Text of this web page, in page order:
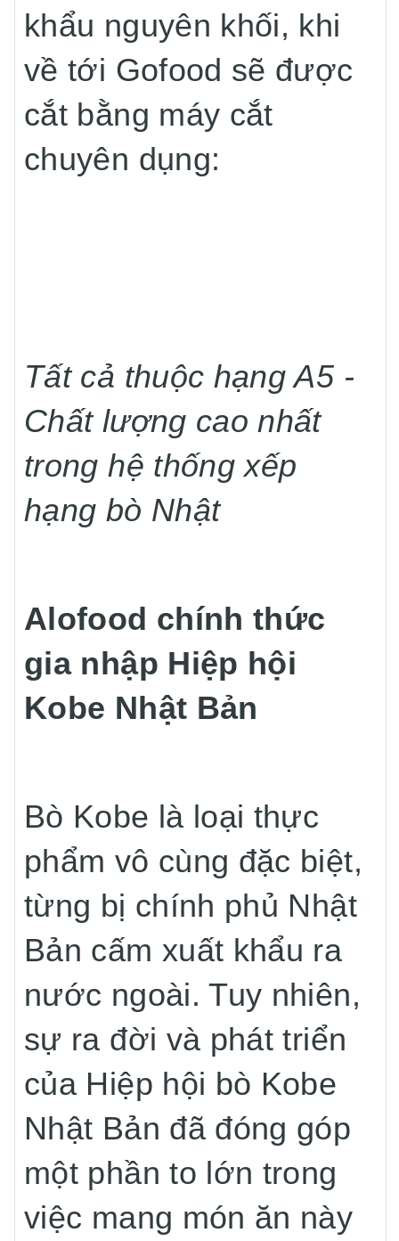
khẩu nguyên khối, khi
về tới Gofood sẽ được
cắt bằng máy cắt
chuyên dụng:
Tất cả thuộc hạng A5 -
Chất lượng cao nhất
trong hệ thống xếp
hạng bò Nhật
Alofood chính thức
gia nhập Hiệp hội
Kobe Nhật Bản
Bò Kobe là loại thực
phẩm vô cùng đặc biệt,
từng bị chính phủ Nhật
Bản cấm xuất khẩu ra
nước ngoài. Tuy nhiên,
sự ra đời và phát triển
của Hiệp hội bò Kobe
Nhật Bản đã đóng góp
một phần to lớn trong
việc mang món ăn này